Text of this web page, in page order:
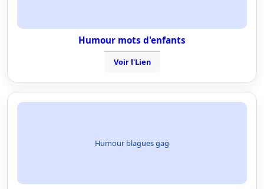
Humour mots d'enfants
Voir l'Lien
Humour blagues gag